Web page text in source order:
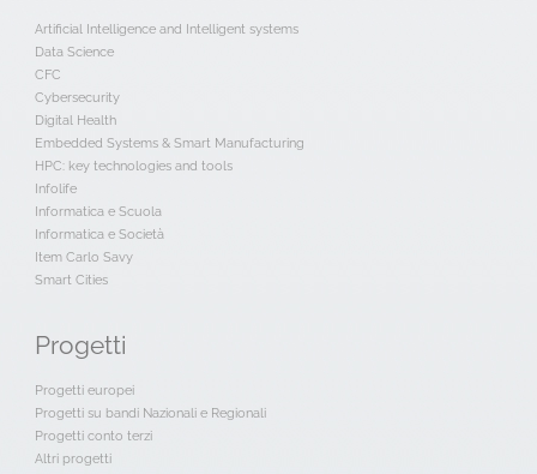
Artificial Intelligence and Intelligent systems
Data Science
CFC
Cybersecurity
Digital Health
Embedded Systems & Smart Manufacturing
HPC: key technologies and tools
Infolife
Informatica e Scuola
Informatica e Società
Item Carlo Savy
Smart Cities
Progetti
Progetti europei
Progetti su bandi Nazionali e Regionali
Progetti conto terzi
Altri progetti